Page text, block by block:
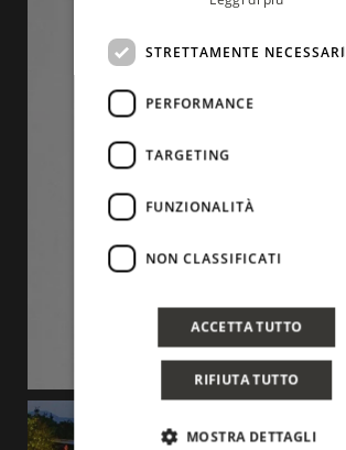
STRETTAMENTE NECESSARI
PERFORMANCE
TARGETING
FUNZIONALITÀ
NON CLASSIFICATI
ACCETTA TUTTO
RIFIUTA TUTTO
MOSTRA DETTAGLI